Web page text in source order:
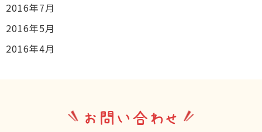
2016年7月
2016年5月
2016年4月
お問い合わせ